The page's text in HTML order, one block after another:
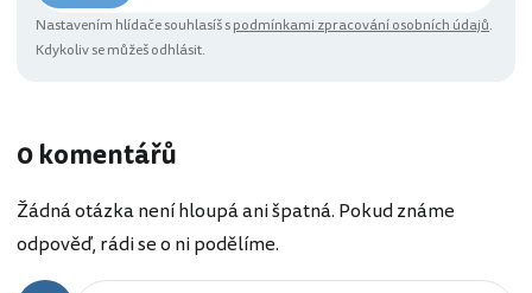
Nastavením hlídače souhlasíš spodmínkami zpracování osobních údajů.
Kdykoliv se můžeš odhlásit.
0 komentářů
Žádná otázka není hloupá ani špatná. Pokud známe
odpověď, rádi se o ni podělíme.